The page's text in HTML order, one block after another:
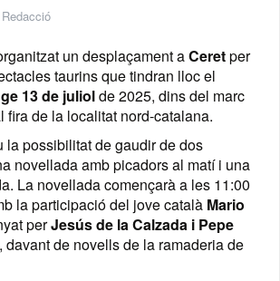
Redacció
un desplaçament aCeretper
taurins que tindran lloc el
13 de juliolde 2025, dins del marc
fira de la localitat nord-catalana.
la possibilitat de gaudir de dos
novellada amb picadors al matí i una
La novellada començarà a les 11:00
la participació del jove català Mario
perJesús de la Calzada i Pepe
, davant de novells de la ramaderia de